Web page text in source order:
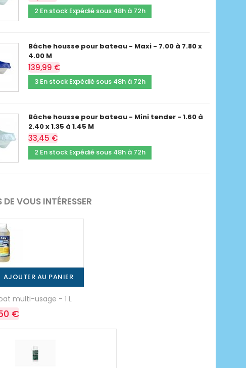
2 En stock Expédié sous 48h à 72h
Bâche housse pour bateau - Maxi - 7.00 à 7.80 x
4.00 M
139,99 €
3 En stock Expédié sous 48h à 72h
Bâche housse pour bateau - Mini tender - 1.60 à
2.40 x 1.35 à 1.45 M
33,45 €
2 En stock Expédié sous 48h à 72h
VOUS INTÉRESSER
AJOUTER AU PANIER
multi-usage - 1 L
€